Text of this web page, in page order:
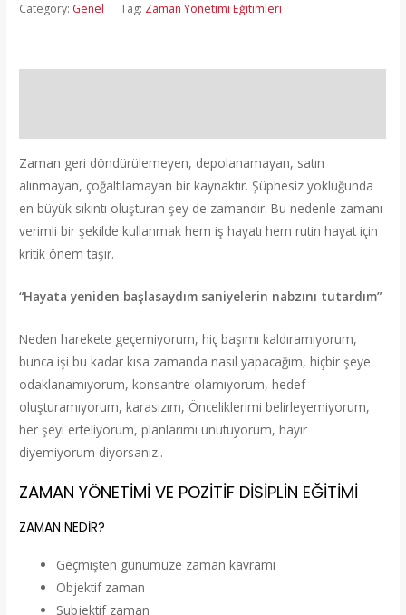
Category: Genel Tag: Zaman Yönetimi Eğitimleri
Zaman geri döndürülemeyen, depolanamayan, satın
alınmayan, çoğaltılamayan bir kaynaktır. Şüphesiz yokluğunda
en büyük sıkıntı oluşturan şey de zamandır. Bu nedenle zamanı
verimli bir şekilde kullanmak hem iş hayatı hem rutin hayat için
kritik önem taşır.
“Hayata yeniden başlasaydım saniyelerin nabzını tutardım”
Neden harekete geçemiyorum, hiç başımı kaldıramıyorum,
bunca işi bu kadar kısa zamanda nasıl yapacağım, hiçbir şeye
odaklanamıyorum, konsantre olamıyorum, hedef
oluşturamıyorum, karasızım, Önceliklerimi belirleyemiyorum,
her şeyi erteliyorum, planlarımı unutuyorum, hayır
diyemiyorum diyorsanız..
ZAMAN YÖNETİMİ VE POZİTİF DİSİPLİN EĞİTİMİ
ZAMAN NEDİR?
Geçmişten günümüze zaman kavramı
Objektif zaman
Subjektif zaman